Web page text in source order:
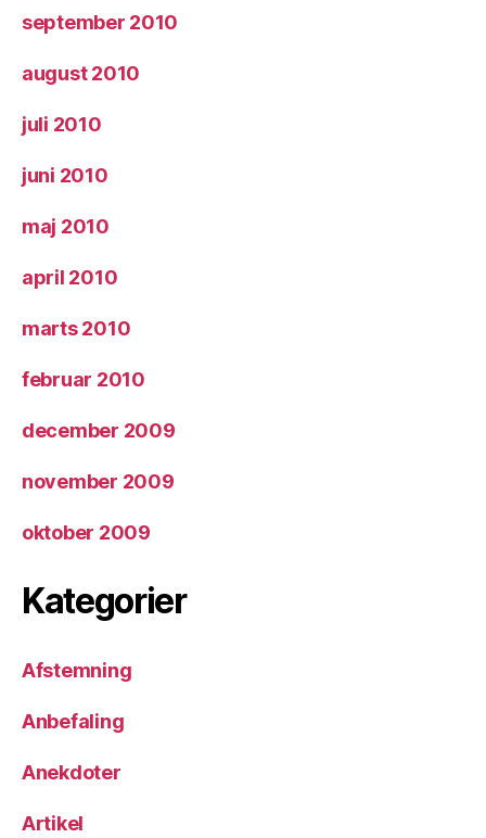
september 2010
august 2010
juli 2010
juni 2010
maj 2010
april 2010
marts 2010
februar 2010
december 2009
november 2009
oktober 2009
Kategorier
Afstemning
Anbefaling
Anekdoter
Artikel